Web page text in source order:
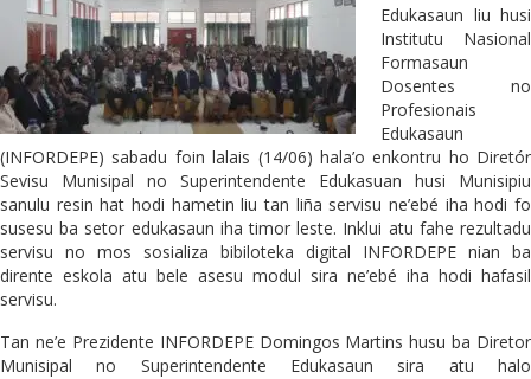
Edukasaun liu husi
Institutu Nasional
Formasaun
Dosentes no
Profesionais
Edukasaun
(INFORDEPE) sabadu foin lalais (14/06) hala’o enkontru ho Diretór
Sevisu Munisipal no Superintendente Edukasuan husi Munisipiu
sanulu resin hat hodi hametin liu tan liña servisu ne’ebé iha hodi fo
susesu ba setor edukasaun iha timor leste. Inklui atu fahe rezultadu
servisu no mos sosializa bibiloteka digital INFORDEPE nian ba
dirente eskola atu bele asesu modul sira ne’ebé iha hodi hafasil
servisu.
Tan ne’e Prezidente INFORDEPE Domingos Martins husu ba Diretor
Munisipal no Superintendente Edukasaun sira atu halo